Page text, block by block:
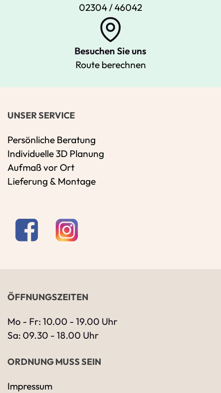
02304 / 46042
Besuchen Sie uns
Route berechnen
UNSER SERVICE
Persönliche Beratung
Individuelle 3D Planung
Aufmaß vor Ort
Lieferung & Montage
ÖFFNUNGSZEITEN
Mo - Fr: 10.00 - 19.00 Uhr
Sa: 09.30 - 18.00 Uhr
ORDNUNG MUSS SEIN
Impressum